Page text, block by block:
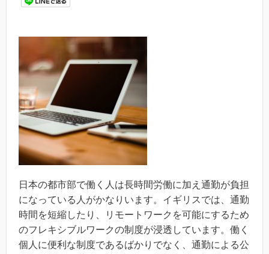
日本の都市部で働く人は長時間労働に加え通勤が負担
になっている人がかなりいます。イギリスでは、通勤
時間を短縮したり、リモートワークを可能にするため
のフレキシブルワークの制度が浸透しています。働く
個人に便利な制度であるばかりでなく、通勤による公